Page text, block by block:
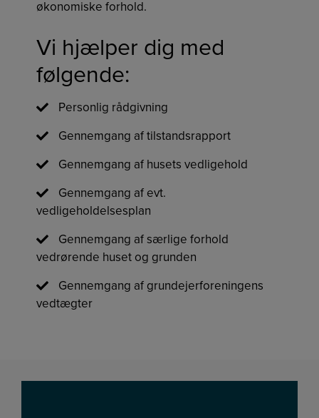
økonomiske forhold.
Vi hjælper dig med
følgende:
Personlig rådgivning
Gennemgang af tilstandsrapport
Gennemgang af husets vedligehold
Gennemgang af evt.
vedligeholdelsesplan
Gennemgang af særlige forhold
vedrørende huset og grunden
Gennemgang af grundejerforeningens
vedtægter